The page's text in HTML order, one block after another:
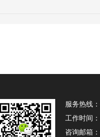
服务热线：
工作时间：
咨询邮箱：